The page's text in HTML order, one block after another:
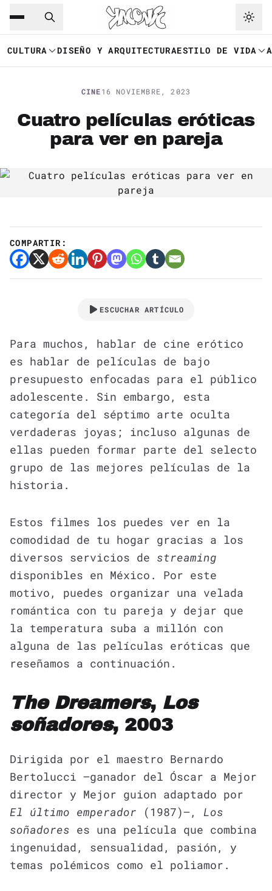
Saltar al contenido principal
CULTURA DISEÑO Y ARQUITECTURAESTILO DE VIDA
CINE16 NOVIEMBRE, 2023
Cuatro películas eróticas
para ver en pareja
COMPARTIR:
ESCUCHAR ARTÍCULO
Para muchos, hablar de cine erótico
es hablar de películas de bajo
presupuesto enfocadas para el público
adolescente. Sin embargo, esta
categoría del séptimo arte oculta
verdaderas joyas; incluso algunas de
ellas pueden formar parte del selecto
grupo de las mejores películas de la
historia.
Estos filmes los puedes ver en la
comodidad de tu hogar gracias a los
diversos servicios de streaming
disponibles en México. Por este
motivo, puedes organizar una velada
romántica con tu pareja y dejar que
la temperatura suba a millón con
alguna de las películas eróticas que
reseñamos a continuación.
The Dreamers, Los
soñadores, 2003
Dirigida por el maestro Bernardo
Bertolucci —ganador del Óscar a Mejor
director y Mejor guion adaptado por
El último emperador (1987)—, Los
soñadores es una película que combina
ingenuidad, sensualidad, pasión, y
temas polémicos como el poliamor.